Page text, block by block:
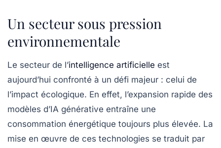
Un secteur sous pression
environnementale
Le secteur de l’intelligence artificielle est
aujourd’hui confronté à un défi majeur : celui de
l’impact écologique. En effet, l’expansion rapide des
modèles d’IA générative entraîne une
consommation énergétique toujours plus élevée. La
mise en œuvre de ces technologies se traduit par